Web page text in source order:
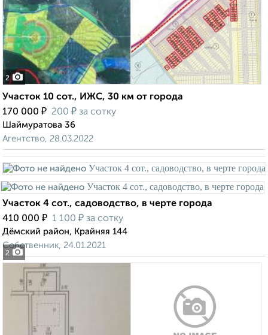
2
Участок 10 сот., ИЖС, 30 км от города
170 000 ₽ 200 ₽ за сотку
Шаймуратова 36
Агентство, 28.03.2022
2
Участок 4 сот., садоводство, в черте города
410 000 ₽ 1 100 ₽ за сотку
Дёмский район, Крайняя 144
Собственник, 24.01.2021